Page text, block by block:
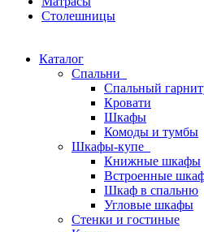
Столешницы
Каталог
Спальни
Спальный
Кровати
Шкафы
Комоды и тумбы
Шкафы-купе
Книжные шкафы
Встроенные
Шкаф в спальню
Угловые шкафы
Стенки и гостиные